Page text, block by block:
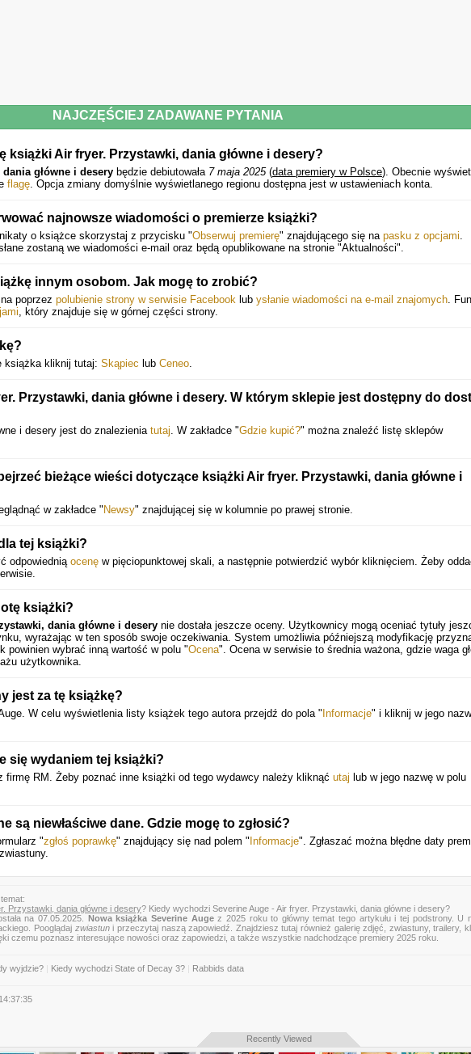
NAJCZĘŚCIEJ ZADAWANE PYTANIA
książki Air fryer. Przystawki, dania główne i desery?
główne i desery będzie debiutowała 7 maja 2025(data premiery w Polsce). Obecnie
flagę. Opcja zmiany domyślnie wyświetlanego regionu dostępna jest w ustawieniach konta.
najnowsze wiadomości o premierze książki?
o książce skorzystaj z przycisku "Obserwuj premierę" znajdującego się na pasku z opcjami.
zostaną we wiadomości e-mail oraz będą opublikowane na stronie "Aktualności".
innym osobom. Jak mogę to zrobić?
poprzez polubienie strony w serwisie Facebook lub ysłanie wiadomości na e-mail znajomych.
, który znajduje się w górnej części strony.
książka kliknij tutaj: Skąpiec lub Ceneo.
Przystawki, dania główne i desery. W którym sklepie jest dostępny do
i desery jest do znalezienia tutaj. W zakładce "Gdzie kupić?" można znaleźć listę sklepów
bieżące wieści dotyczące książki Air fryer. Przystawki, dania główne i
w zakładce " Newsy" znajdującej się w kolumnie po prawej stronie.
tej książki?
odpowiednią ocenę w pięciopunktowej skali, a następnie potwierdzić wybór kliknięciem. Żeby
książki?
dania główne i desery nie dostała jeszcze oceny. Użytkownicy mogą oceniać tytuły
wyrażając w ten sposób swoje oczekiwania. System umożliwia późniejszą modyfikację
powinien wybrać inną wartość w polu "Ocena". Ocena w serwisie to średnia ważona, gdzie waga
użytkownika.
jest za tę książkę?
W celu wyświetlenia listy książek tego autora przejdź do pola " Informacje" i kliknij w jego
się wydaniem tej książki?
firmę RM. Żeby poznać inne książki od tego wydawcy należy kliknąć utaj lub w jego nazwę w polu
są niewłaściwe dane. Gdzie mogę to zgłosić?
"zgłoś poprawkę" znajdujący się nad polem " Informacje". Zgłaszać można błędne daty
Przystawki, dania główne i desery? Kiedy wychodzi Severine Auge - Air fryer. Przystawki, dania główne i desery?
na 07.05.2025. Nowa książka Severine Augez 2025 roku to główny temat tego artykułu i tej podstrony. U
Pooglądaj zwiastuni przeczytaj naszą zapowiedź. Znajdziesz tutaj również galerię zdjęć, zwiastuny, trailery,
czemu poznasz interesujące nowości oraz zapowiedzi, a także wszystkie nadchodzące premiery 2025 roku.
wyjdzie? Kiedy wychodzi State of Decay 3? Rabbids data
Recently Viewed